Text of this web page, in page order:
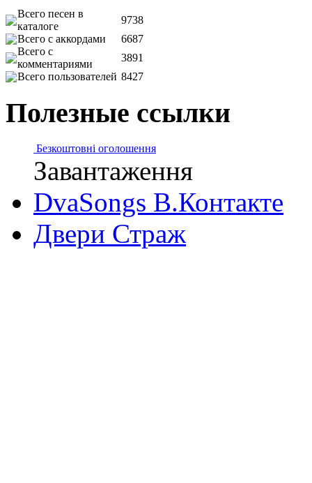
Всего песен в
каталоге
9738
Всего с аккордами
6687
Всего с
комментариями
3891
Всего пользователей 8427
Полезные ссылки
Безкоштовні оголошення
Завантаження
DvaSongs В.Контакте
Двери Страж